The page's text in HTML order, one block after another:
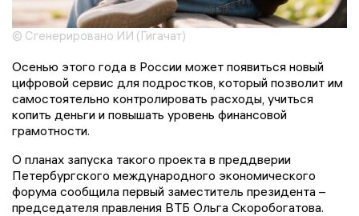
© Сгенерировано ИИ (Гигачат)
Осенью этого года в России может появиться новый
цифровой сервис для подростков, который позволит им
самостоятельно контролировать расходы, учиться
копить деньги и повышать уровень финансовой
грамотности.
О планах запуска такого проекта в преддверии
Петербургского международного экономического
форума сообщила первый заместитель президента –
председателя правления ВТБ Ольга Скоробогатова.